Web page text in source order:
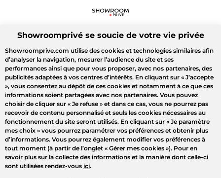
Showroomprivé se soucie de votre vie privée
Showroomprive.com utilise des cookies et technologies similaires afin
d’analyser la navigation, mesurer l’audience du site et ses
performances ainsi que pour vous proposer, avec nos partenaires, des
publicités adaptées à vos centres d’intérêts. En cliquant sur « J’accepte
», vous consentez au dépôt de ces cookies et notamment à ce que ces
informations soient partagées avec nos partenaires. Vous pouvez
choisir de cliquer sur « Je refuse » et dans ce cas, vous ne pourrez pas
recevoir de contenu personnalisé et seuls les cookies nécessaires au
fonctionnement du site seront utilisés. En cliquant sur « Je paramètre
mes choix » vous pourrez paramétrer vos préférences et obtenir plus
d’informations. Vous pourrez également modifier vos préférences à
tout moment (à partir de l’onglet « Gérer mes cookies »). Pour en
savoir plus sur la collecte des informations et la manière dont celle-ci
sont utilisées rendez-vous ici.